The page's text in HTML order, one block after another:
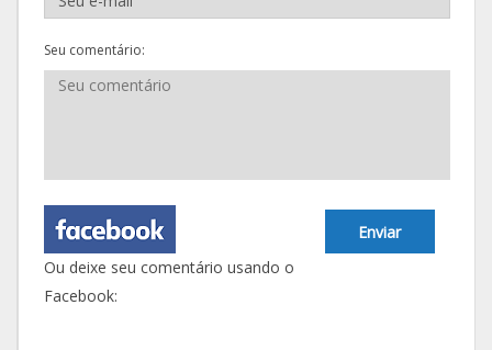
Seu comentário:
Enviar
Ou deixe seu comentário usando o
Facebook: